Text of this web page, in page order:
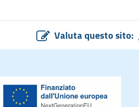
Valuta questo sito: